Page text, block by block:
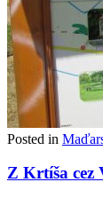
Posted in
Z Krtíša cez